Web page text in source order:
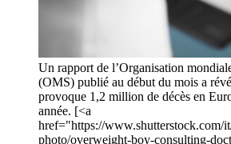
Un rapport de l’Organisation
(OMS) publié au début du mois a
provoque 1,2 million de décès en
année. [<a
href="https://www.shutterstock.com/
photo/overweight-boy-consulting-